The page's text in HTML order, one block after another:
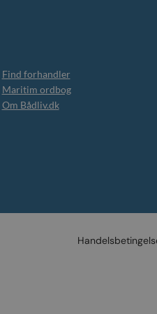
Find forhandler
Maritim ordbog
Om Bådliv.dk